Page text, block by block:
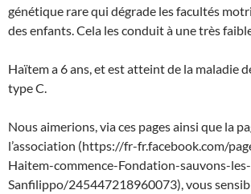
génétique rare qui dégrade les facultés
des enfants. Cela les conduit à une très
Haïtem a 6 ans, et est atteint de la maladie
type C.
Nous aimerions, via ces pages ainsi que la
l’association (https://fr-fr.facebook.com/
Haitem-commence-Fondation-sauvons-
Sanfilippo/245447218960073), vous